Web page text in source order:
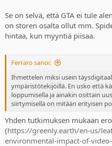
Se on selvä, että GTA ei tule
on storen osalta ollut mm.
hintaa, kun myyntiä piisaa.
Ferraro sanoi:
Ihmettelen miksi usein
ympäristötekijöillä. En usko että
loppumisella ja ainakin osittain
siirtymisellä on mitään erityisen
Yhden tutkimuksen mukaan
(https://greenly.earth/en-us/
environmental-impact-of-